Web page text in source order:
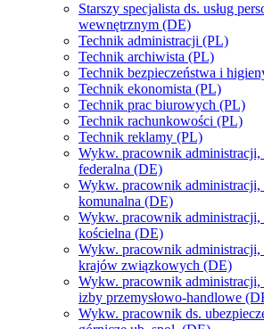
Starszy specjalista ds. usług
wewnętrznym (DE)
Technik administracji (PL)
Technik archiwista (PL)
Technik bezpieczeństwa i
Technik ekonomista (PL)
Technik prac biurowych (PL)
Technik rachunkowości (PL)
Technik reklamy (PL)
Wykw. pracownik administracji,
federalna (DE)
Wykw. pracownik administracji,
komunalna (DE)
Wykw. pracownik administracji,
kościelna (DE)
Wykw. pracownik administracji,
krajów związkowych (DE)
Wykw. pracownik administracji,
izby przemysłowo-handlowe
Wykw. pracownik ds.